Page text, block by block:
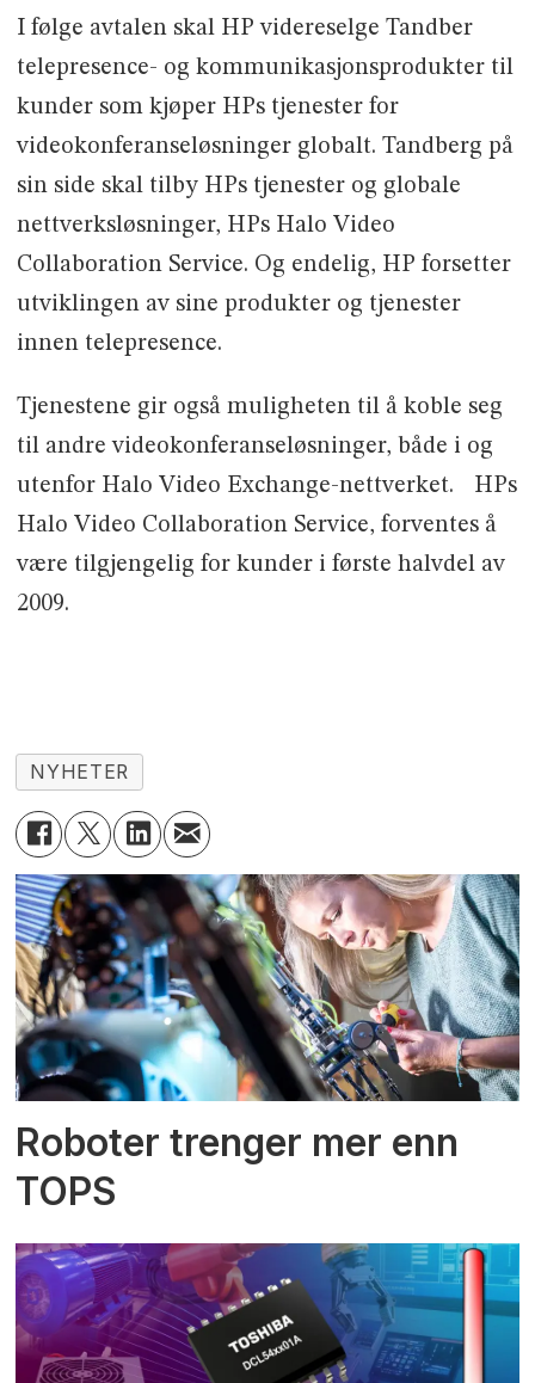
I følge avtalen skal HP videreselge Tandber
telepresence- og kommunikasjonsprodukter til
kunder som kjøper HPs tjenester for
videokonferanseløsninger globalt. Tandberg på
sin side skal tilby HPs tjenester og globale
nettverksløsninger, HPs Halo Video
Collaboration Service. Og endelig, HP forsetter
utviklingen av sine produkter og tjenester
innen telepresence.
Tjenestene gir også muligheten til å koble seg
til andre videokonferanseløsninger, både i og
utenfor Halo Video Exchange-nettverket. HPs
Halo Video Collaboration Service, forventes å
være tilgjengelig for kunder i første halvdel av
2009.
NYHETER
Roboter trenger mer enn
TOPS